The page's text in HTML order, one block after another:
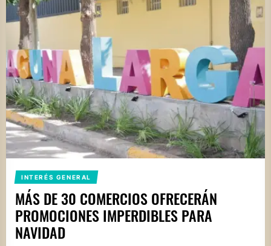
INTERÉS GENERAL
MÁS DE 30 COMERCIOS OFRECERÁN
PROMOCIONES IMPERDIBLES PARA
NAVIDAD